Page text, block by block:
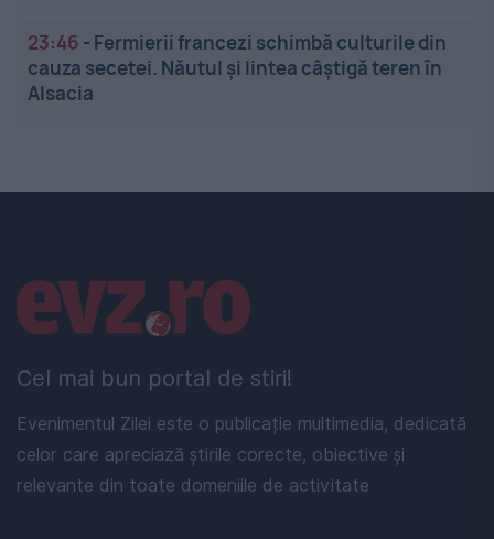
23:46 - Fermierii francezi schimbă culturile din
cauza secetei. Năutul și lintea câștigă teren în
Alsacia
Cel mai bun portal de stiri!
Evenimentul Zilei este o publicație multimedia, dedicată
celor care apreciază știrile corecte, obiective și
relevante din toate domeniile de activitate
Linkuri utile